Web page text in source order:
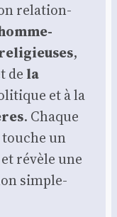
rela­tion­
,
de la
et à la
. Chaque
touche un
et révèle une
sim­ple­